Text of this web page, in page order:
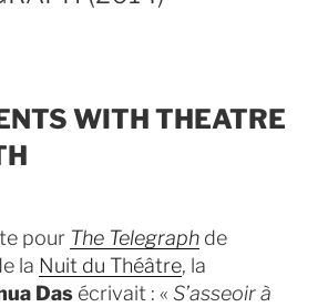
WITH THEATRE
pour The Telegraph de
la Nuit du Théâtre, la
Das écrivait : « S’asseoir à